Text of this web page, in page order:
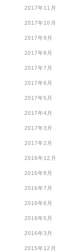
2017年11月
2017年10月
2017年9月
2017年8月
2017年7月
2017年6月
2017年5月
2017年4月
2017年3月
2017年2月
2016年12月
2016年8月
2016年7月
2016年6月
2016年5月
2016年3月
2015年12月